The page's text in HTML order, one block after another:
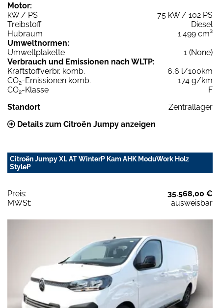
Motor:
kW / PS
75 kW / 102 PS
Treibstoff
Diesel
Hubraum
1.499 cm³
Umweltnormen:
Umweltplakette
1 (None)
Verbrauch und Emissionen nach WLTP:
Kraftstoffverbr. komb.
6,6 l/100km
CO2-Emissionen komb.
174 g/km
CO2-Klasse
F
Standort
Zentrallager
Details zum Citroën Jumpy anzeigen
Citroën Jumpy XL AT WinterP Kam AHK ModuWork Holz
StyleP
Preis:
35.568,00 €
MWSt:
ausweisbar